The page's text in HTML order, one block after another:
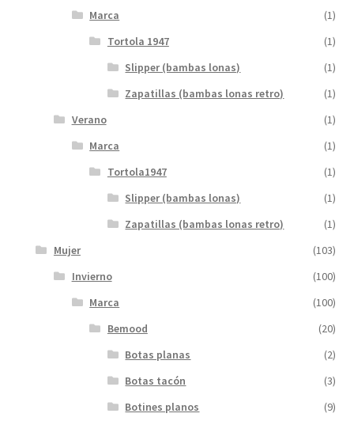
Marca
(1)
Tortola 1947
(1)
Slipper (bambas lonas)
(1)
Zapatillas (bambas lonas retro)
(1)
Verano
(1)
Marca
(1)
Tortola1947
(1)
Slipper (bambas lonas)
(1)
Zapatillas (bambas lonas retro)
(1)
Mujer
(103)
Invierno
(100)
Marca
(100)
Bemood
(20)
Botas planas
(2)
Botas tacón
(3)
Botines planos
(9)